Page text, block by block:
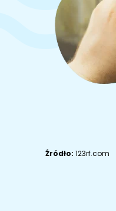
Źródło:123rf.com